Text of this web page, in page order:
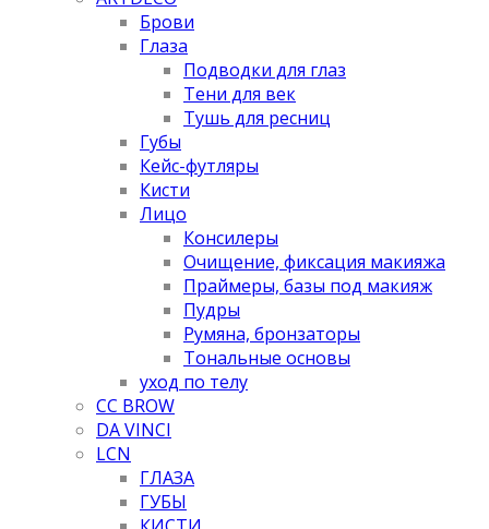
Брови
Глаза
Подводки для глаз
Тени для век
Тушь для ресниц
Губы
Кейс-футляры
Кисти
Лицо
Консилеры
Очищение, фиксация макияжа
Праймеры, базы под макияж
Пудры
Румяна, бронзаторы
Тональные основы
уход по телу
CC BROW
DA VINCI
LCN
ГЛАЗА
ГУБЫ